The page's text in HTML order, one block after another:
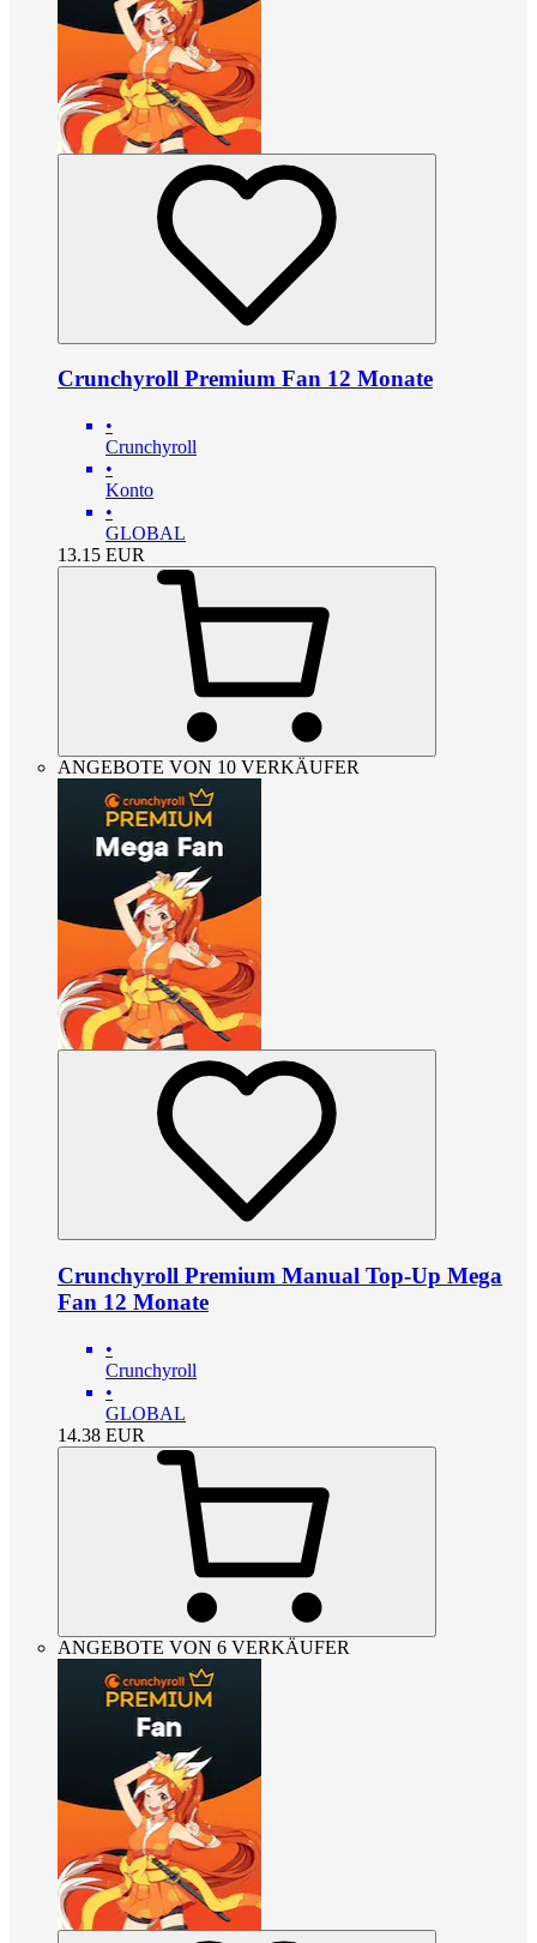
Crunchyroll Premium Fan 12 Monate
•
Crunchyroll
•
Konto
•
GLOBAL
13.15 EUR
ANGEBOTE VON 10 VERKÄUFER
Crunchyroll Premium Manual Top-Up Mega
Fan 12 Monate
•
Crunchyroll
•
GLOBAL
14.38 EUR
ANGEBOTE VON 6 VERKÄUFER